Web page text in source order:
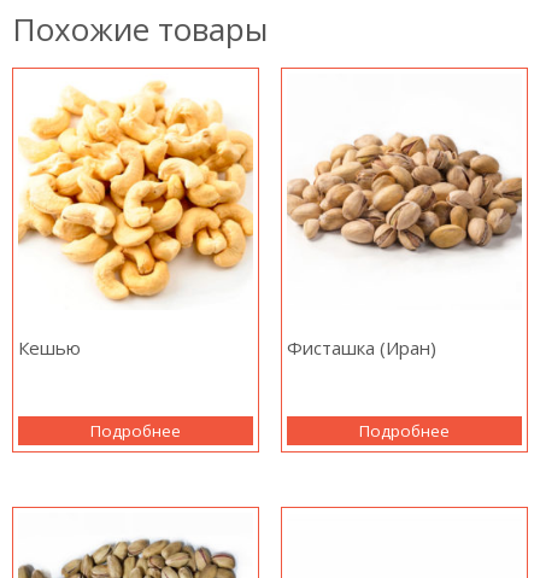
Похожие товары
Кешью
Подробнее
Фисташка (Иран)
Подробнее